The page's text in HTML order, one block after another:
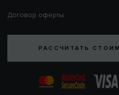
Договор оферты
РАССЧИТАТЬ